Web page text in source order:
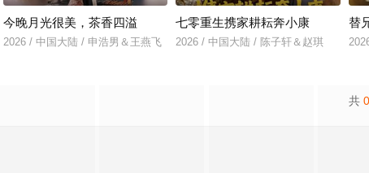
今晚月光很美，茶香四溢
2026 / 中国大陆 / 申浩男＆王燕飞
七零重生携家耕耘奔小康
2026 / 中国大陆 / 陈子轩＆赵琪
替
共 0